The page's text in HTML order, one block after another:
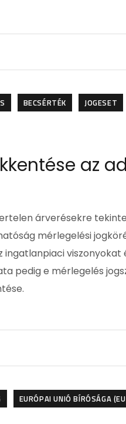
BECSÉRTÉK JOGESET
az
árverésekre
mérlegelési
pedig e mérlegelés
EURÓPAI UNIÓ BÍRÓSÁGA